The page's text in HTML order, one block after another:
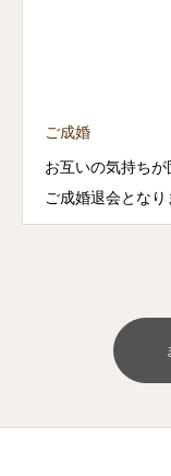
ご成婚
お互いの気持ちが
ご成婚退会となり